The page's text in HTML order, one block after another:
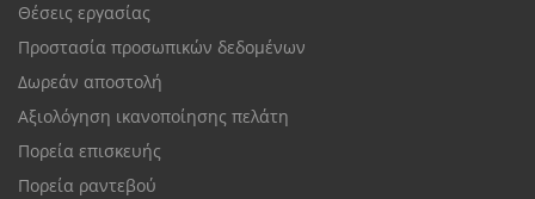
Θέσεις εργασίας
Προστασία προσωπικών δεδομένων
Δωρεάν αποστολή
Αξιολόγηση ικανοποίησης πελάτη
Πορεία επισκευής
Πορεία ραντεβού